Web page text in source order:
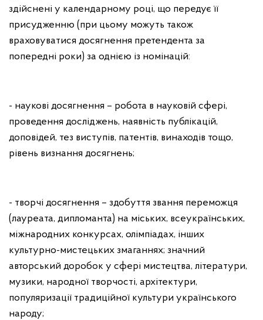
здійснені у календарному році, що передує її
присудженню (при цьому можуть також
враховуватися досягнення претендента за
попередні роки) за однією із номінацій:
- наукові досягнення – робота в науковій сфері,
проведення досліджень, наявність публікацій,
доповідей, тез виступів, патентів, винаходів тощо,
рівень визнання досягнень;
- творчі досягнення – здобуття звання переможця
(лауреата, дипломанта) на міських, всеукраїнських,
міжнародних конкурсах, олімпіадах, інших
культурно-мистецьких змаганнях; значний
авторський доробок у сфері мистецтва, літератури,
музики, народної творчості, архітектури,
популяризації традиційної культури українського
народу;